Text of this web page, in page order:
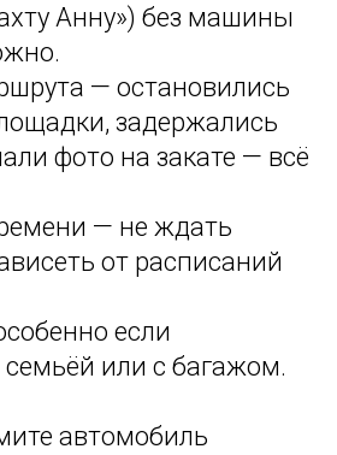
Анну») без машины
— остановились
задержались
фото на закате — всё
— не ждать
от расписаний
если
семьёй или с багажом.
автомобиль